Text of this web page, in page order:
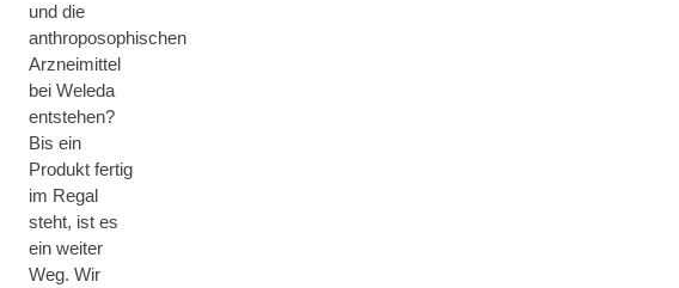
und die
anthroposophischen
Arzneimittel
bei Weleda
entstehen?
Bis ein
Produkt fertig
im Regal
steht, ist es
ein weiter
Weg. Wir